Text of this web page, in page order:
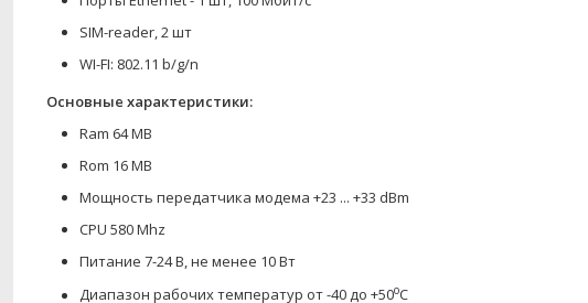
SIM-reader, 2 шт
WI-FI: 802.11 b/g/n
Основные характеристики:
Ram 64 MB
Rom 16MB
Мощность передатчика модема +23 ... +33 dBm
CPU 580 Mhz
Питание 7-24 В, не менее 10 Вт
Диапазон рабочих температур от -40 до +50оС